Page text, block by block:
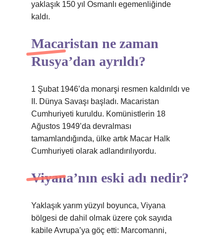
yaklaşık 150 yıl Osmanlı egemenliğinde
kaldı.
Macaristan ne zaman
Rusya’dan ayrıldı?
1 Şubat 1946’da monarşi resmen kaldırıldı ve
II. Dünya Savaşı başladı. Macaristan
Cumhuriyeti kuruldu. Komünistlerin 18
Ağustos 1949’da devralması
tamamlandığında, ülke artık Macar Halk
Cumhuriyeti olarak adlandırılıyordu.
Viyana’nın eski adı nedir?
Yaklaşık yarım yüzyıl boyunca, Viyana
bölgesi de dahil olmak üzere çok sayıda
kabile Avrupa’ya göç etti: Marcomanni,